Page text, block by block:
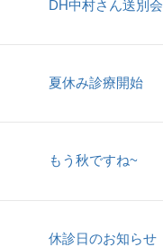
DH中村さん送別会
夏休み診療開始
もう秋ですね~
休診日のお知らせ